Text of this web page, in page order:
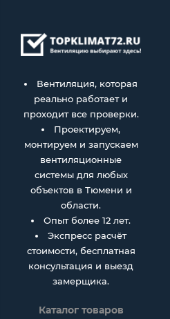
Вентиляция, которая
реально работает и
проходит все проверки.
Проектируем,
монтируем и запускаем
вентиляционные
системы для любых
объектов в Тюмени и
области.
Опыт более 12 лет.
Экспресс расчёт
стоимости, бесплатная
консультация и выезд
замерщика.
Каталог товаров